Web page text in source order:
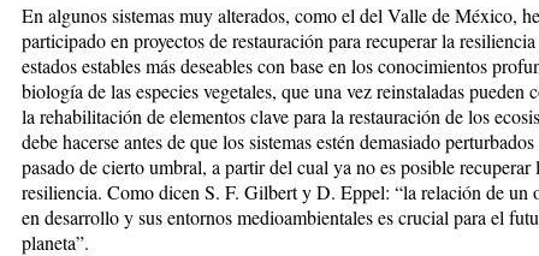
En algunos sistemas muy alterados, como el del Valle de México,
participado en proyectos de restauración para recuperar la
estados estables más deseables con base en los conocimientos
biología de las especies vegetales, que una vez reinstaladas pueden
la rehabilitación de elementos clave para la restauración de los
debe hacerse antes de que los sistemas estén demasiado
pasado de cierto umbral, a partir del cual ya no es posible recuperar
resiliencia. Como dicen S. F. Gilbert y D. Eppel: “la relación de un
en desarrollo y sus entornos medioambientales es crucial para el
planeta”.